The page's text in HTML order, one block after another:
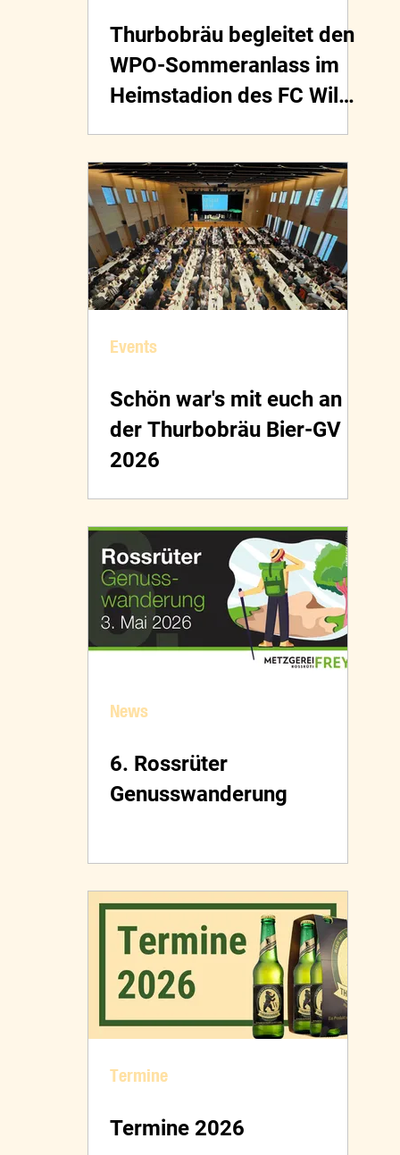
Thurbobräu begleitet den
WPO-Sommeranlass im
Heimstadion des FC Wil
Events
Schön war's mit euch an
der Thurbobräu Bier-GV
2026
News
6. Rossrüter
Genusswanderung
Termine
Termine 2026